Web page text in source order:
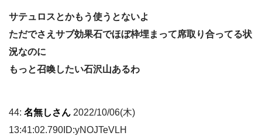
サテュロスとかもう使うとないよ
ただでさえサブ効果石でほぼ枠埋まって席取り合ってる状
況なのに
もっと召喚したい石沢山あるわ
44: 名無しさん 2022/10/06(木)
13:41:02.790ID:yNOJTeVLH